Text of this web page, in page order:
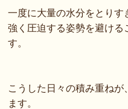
一度に大量の水分をとりす
強く圧迫する姿勢を避け
す。
こうした日々の積み重ねが
ます。